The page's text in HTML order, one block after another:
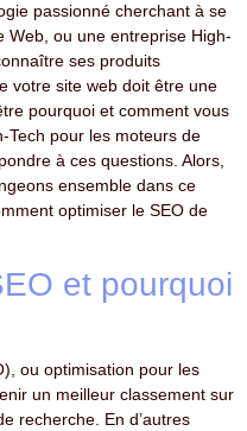
passionné cherchant à se
Web, ou une entreprise High-
ses produits
votre site web doit être une
pourquoi et comment vous
Tech pour les moteurs de
à ces questions. Alors,
ensemble dans ce
optimiser le SEO de
et pourquoi
ou optimisation pour les
un meilleur classement sur
recherche. En d’autres